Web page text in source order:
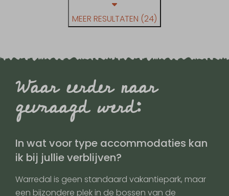
MEER RESULTATEN (24)
Waar eerder naar
gevraagd werd:
In wat voor type accommodaties kan
ik bij jullie verblijven?
Warredal is geen standaard vakantiepark, maar
een bijzondere plek in de bossen van de